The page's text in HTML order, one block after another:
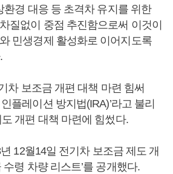
환경 대응 등 초격차 유지를 위한
질없이 중점 추진함으로써 이것이
민생경제 활성화로 이어지도록
차 보조금 개편 대책 마련 힘써
플레이션 방지법(IRA)’라고 불리
개편 대책 마련에 힘썼다.
12월14일 전기차 보조금 제도 개
수령 차량 리스트’를 공개했다.